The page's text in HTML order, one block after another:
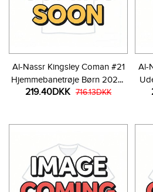
Al-Nassr Kingsley Coman #21
Hjemmebanetrøje Børn 2025-
26 Kortærmet (+ Korte bukser)
219.40DKK 716.13DKK
Al-